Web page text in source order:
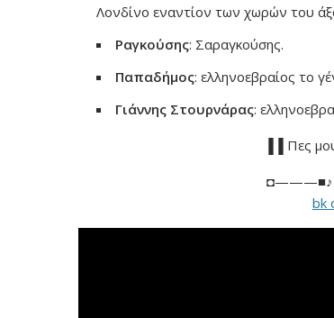
Λονδίνο εναντίον των χωρών του
Ραγκούσης: Σαραγκούσης.
Παπαδήμος: ελληνοεβραίος το
Γιάννης Στουρνάρας:
▐▐ Πες
bk